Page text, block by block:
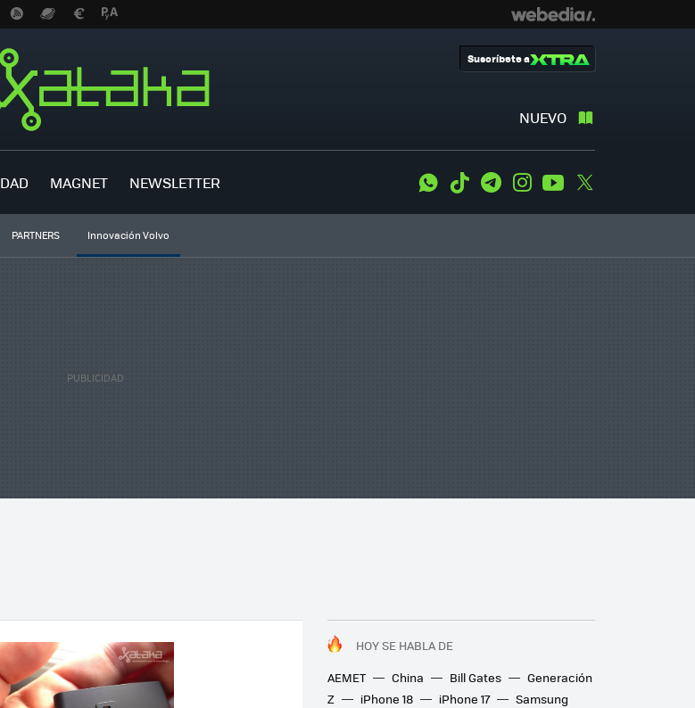
NUEVO
Suscríbete a
MAGNET NEWSLETTER WhatsApp
Tiktok TelegramInstagramYoutube
PARTNERS Innovación Volvo
HOY SE HABLA DE
AEMET
China Bill Gates
Generación
Z
iPhone 18 iPhone 17
Samsung